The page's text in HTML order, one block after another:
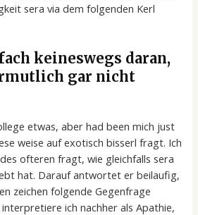
sera via dem folgenden Kerl
keineswegs daran,
gar nicht
etwas, aber had been mich just
weise auf exotisch bisserl fragt. Ich
ofteren fragt, wie gleichfalls sera
hat. Darauf antwortet er beilaufig,
zeichen folgende Gegenfrage
ich nachher als Apathie,